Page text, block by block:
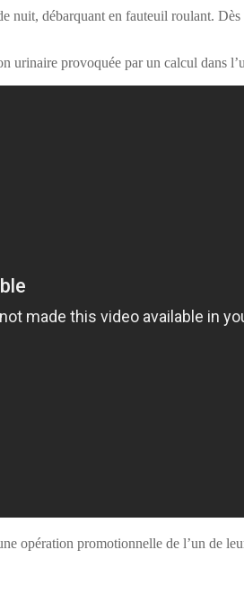
débarquant en fauteuil roulant.
provoquée par un calcul dans
opération promotionnelle de l’un de